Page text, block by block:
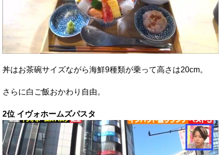
丼はお茶碗サイズながら海鮮9種類が乗って高さは20cm。
さらに白ご飯おかわり自由。
2位 イヴォホームズパスタ